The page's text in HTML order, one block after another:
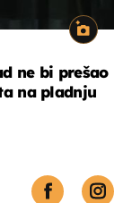
ne bi prešao
na pladnju